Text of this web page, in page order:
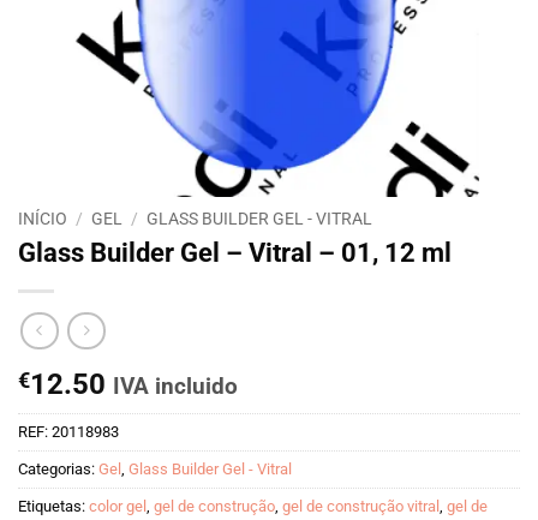
INÍCIO / GEL / GLASS BUILDER GEL - VITRAL
Glass Builder Gel – Vitral – 01, 12 ml
€12.50 IVA incluido
REF: 20118983
Categorias: Gel , Glass Builder Gel - Vitral
Etiquetas: color gel , gel de construção, gel de construção vitral , gel de